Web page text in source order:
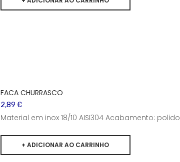
FACA CHURRASCO
2,89 €
Material em inox 18/10 AISI304 Acabamento: polido